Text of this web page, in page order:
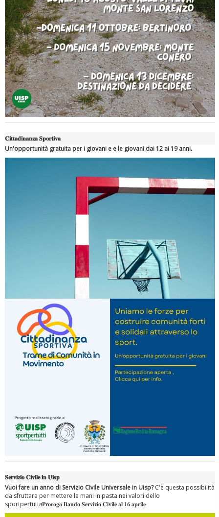
Tiziano Pesce a Radio InBlu2000 traccia il bilancio della stagione
Ddl Lobby, Uisp: “Il Parlamento valorizzi le nostre specificità"
La formazione Uisp rallenta ma prosegue anche in estate
Tiziano Pesce nel Cda di Fondazione Terzjus: prima riunione a
𝐂𝐢𝐭𝐭𝐚𝐝𝐢𝐧𝐚𝐧𝐳𝐚 𝐒𝐩𝐨𝐫𝐭𝐢𝐯𝐚
Un'opportunità gratuita per i giovani e e le giovani dai 12 ai 19 anni.
𝐒𝐞𝐫𝐯𝐢𝐳𝐢𝐨 𝐂𝐢𝐯𝐢𝐥𝐞 𝐢𝐧 𝐔𝐢𝐬𝐩
Vuoi fare un anno di Servizio Civile Universale in Uisp?C'è questa possibilità
da sfruttare per mettere le mani in pasta nei valori dello
sportpertuttә. 𝐏𝐫𝐨𝐫𝐨𝐠𝐚 𝐁𝐚𝐧𝐝𝐨 𝐒𝐞𝐫𝐯𝐢𝐳𝐢𝐨 𝐂𝐢𝐯𝐢𝐥𝐞 𝐚𝐥 𝟏𝟔 𝐚𝐩𝐫𝐢𝐥𝐞